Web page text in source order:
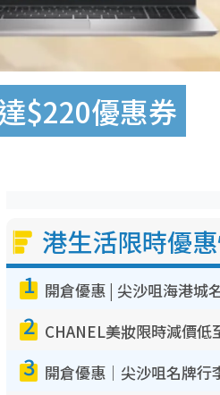
$220優惠券
港生活限時優
1
2
3